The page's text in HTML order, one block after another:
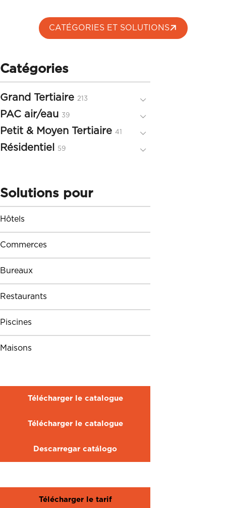
CATÉGORIES ET SOLUTIONS
Catégories
Grand Tertiaire 213
PAC air/eau 3939
Petit & Moyen Tertiaire 41
Résidentiel 5959
Solutions pour
Hôtels
Commerces
Bureaux
Restaurants
Piscines
Maisons
Télécharger le catalogue
Télécharger le catalogue
Descarregar catálogo
Télécharger le tarif